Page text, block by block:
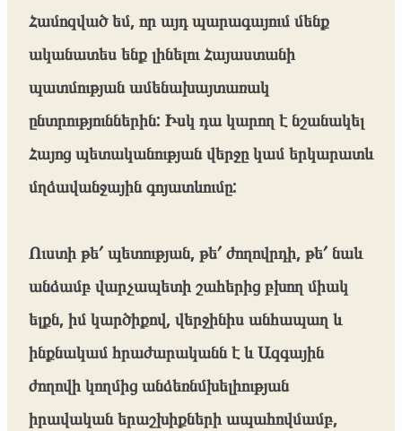
Համոզված եմ, որ այդ պարագայում մենք
ականատես ենք լինելու Հայաստանի
պատմության ամենախայտառակ
ընտրություններին: Իսկ դա կարող է նշանակել
Հայոց պետականության վերջը կամ երկարատև
մղձավանջային գոյատևումը:
Ուստի թե՛ պետության, թե՛ ժողովրդի, թե՛ նաև
անձամբ վարչապետի շահերից բխող միակ
ելքն, իմ կարծիքով, վերջինիս անհապաղ և
ինքնակամ հրաժարականն է և Ազգային
ժողովի կողմից անձեռնմխելիության
իրավական երաշխիքների ապահովմամբ,